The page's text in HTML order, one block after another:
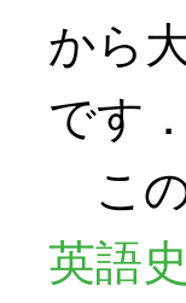
から
です．
こ
英語